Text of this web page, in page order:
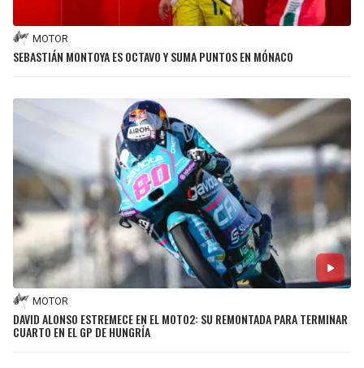
MOTOR
SEBASTIÁN MONTOYA ES OCTAVO Y SUMA PUNTOS EN MÓNACO
MOTOR
DAVID ALONSO ESTREMECE EN EL MOTO2: SU REMONTADA PARA TERMINAR
CUARTO EN EL GP DE HUNGRÍA